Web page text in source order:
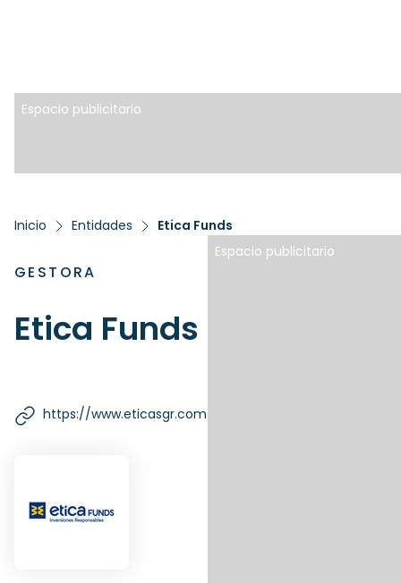
Espacio publicitario
Inicio Entidades Etica Funds
GESTORA
Etica Funds
https://www.eticasgr.com/es
Espacio publicitario